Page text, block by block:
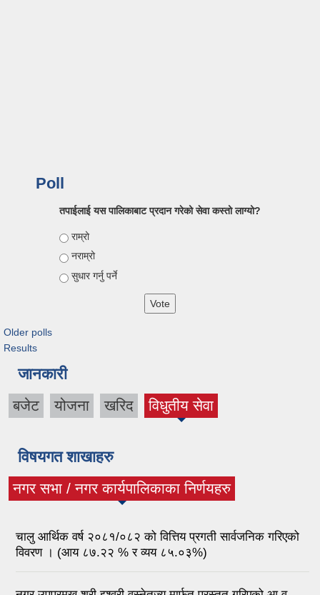
Poll
तपाईलाई यस पालिकाबाट प्रदान गरेको सेवा कस्तो लाग्यो?
Choices
राम्रो
नराम्रो
सुधार गर्नु पर्ने
Older polls
Results
जानकारी
बजेट योजना खरिद विधुतीय सेवा
विषयगत शाखाहरु
नगर सभा / नगर कार्यपालिकाका निर्णयहरु
(active tab)
चालु आर्थिक वर्ष २०८१/०८२ को वित्तिय प्रगती सार्वजनिक गरिएको
विवरण । (आय ८७.२२ % र व्यय ८५.०३%)